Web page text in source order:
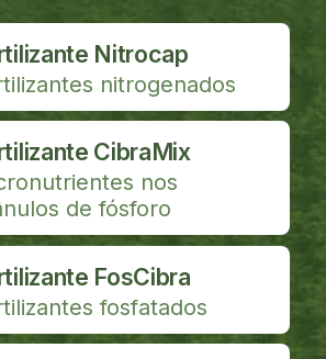
Nitrocap
nitrogenados
CibraMix
nos
de fósforo
FosCibra
fosfatados